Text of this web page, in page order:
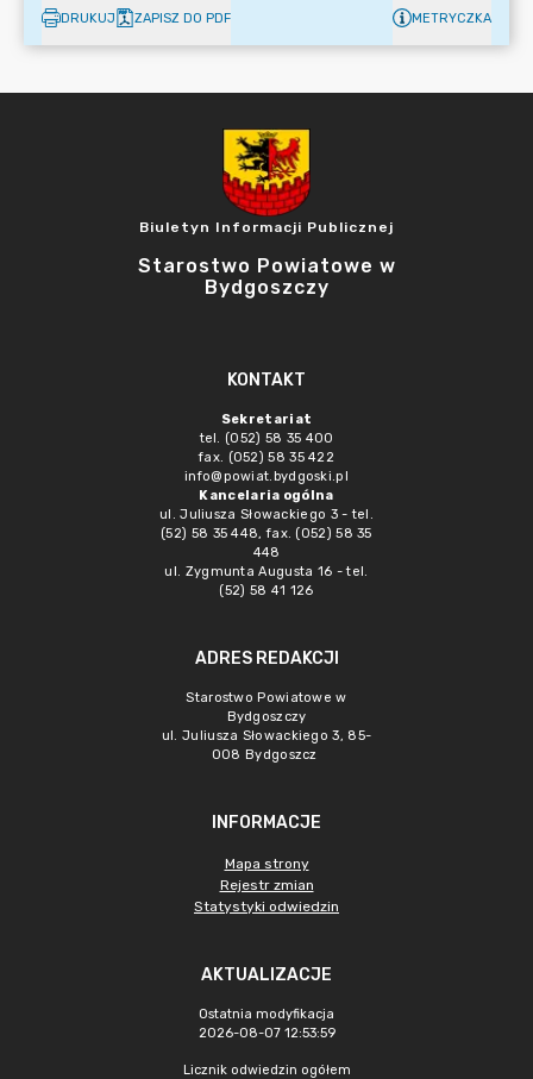
DRUKUJ ZAPISZ DO PDF METRYCZKA
Biuletyn Informacji Publicznej
Starostwo Powiatowe w
Bydgoszczy
KONTAKT
Sekretariat
tel. (052) 58 35 400
fax. (052) 58 35 422
info@powiat.bydgoski.pl
Kancelaria ogólna
ul. Juliusza Słowackiego 3 - tel.
(52) 58 35 448, fax. (052) 58 35
448
ul. Zygmunta Augusta 16 - tel.
(52) 58 41 126
ADRES REDAKCJI
Starostwo Powiatowe w
Bydgoszczy
ul. Juliusza Słowackiego 3, 85-
008 Bydgoszcz
INFORMACJE
Mapa strony
Rejestr zmian
Statystyki odwiedzin
AKTUALIZACJE
Ostatnia modyfikacja
2026-08-07 12:53:59
Licznik odwiedzin ogółem